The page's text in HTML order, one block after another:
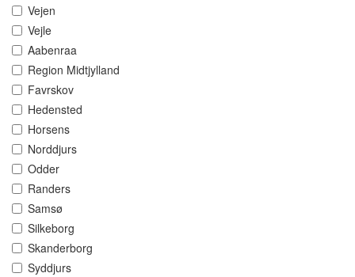
Vejen
Vejle
Aabenraa
Region Midtjylland
Favrskov
Hedensted
Horsens
Norddjurs
Odder
Randers
Samsø
Silkeborg
Skanderborg
Syddjurs